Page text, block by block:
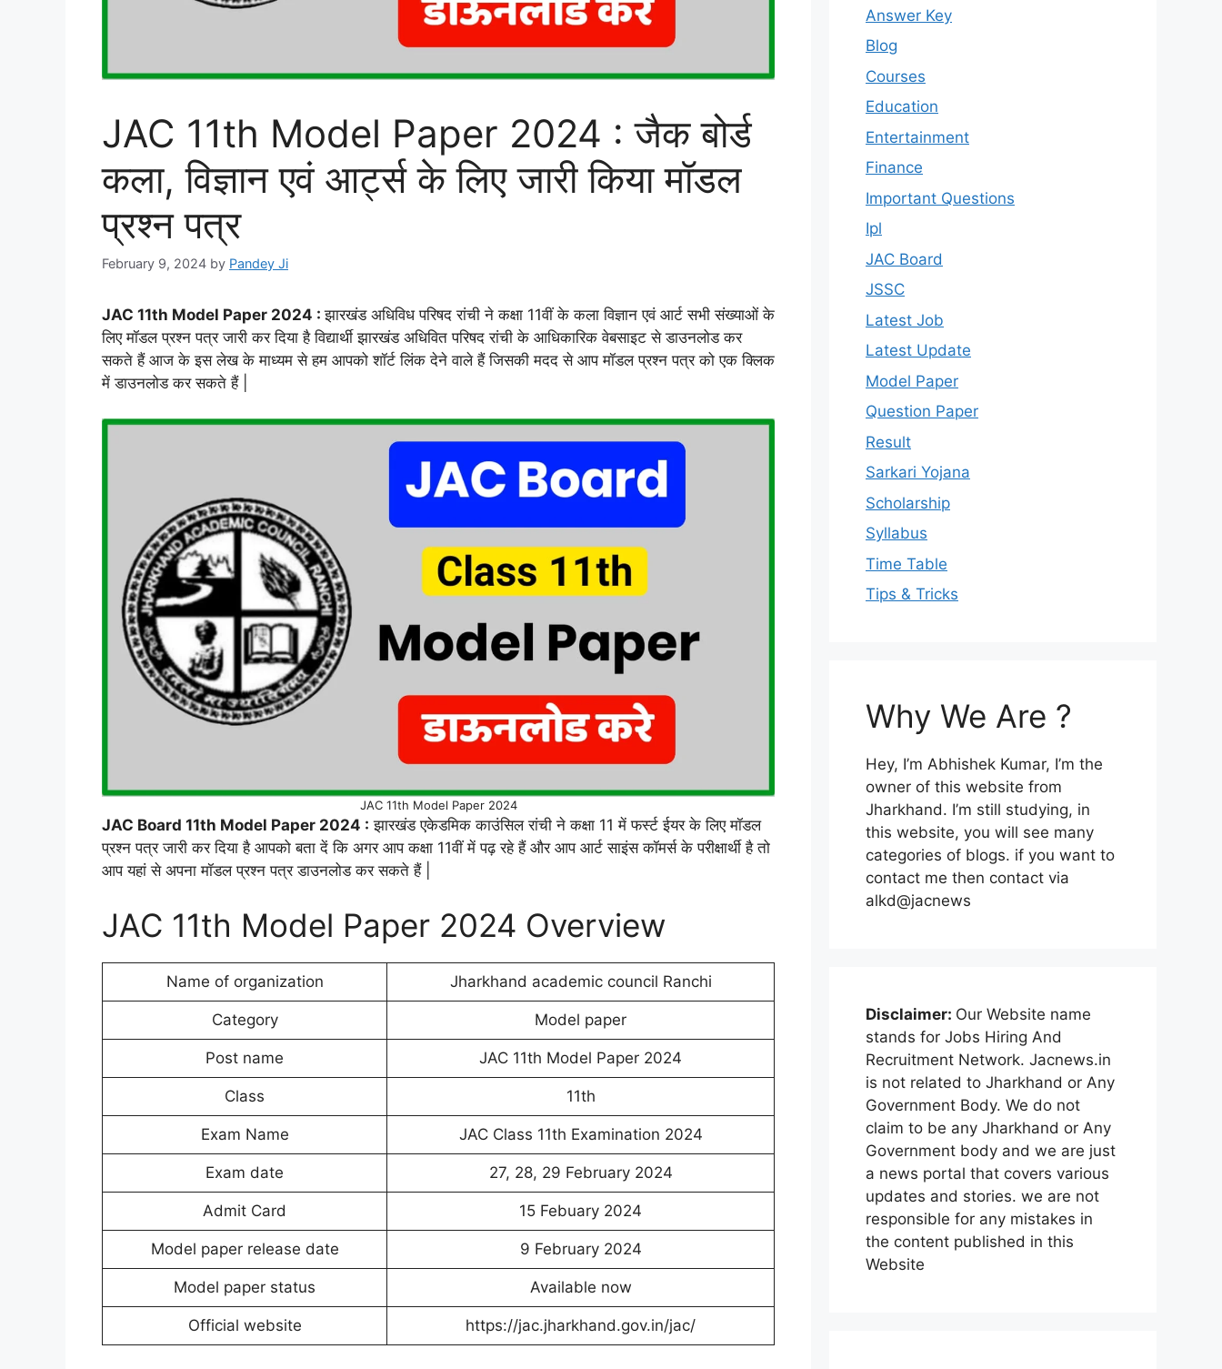
JAC 11th Model Paper 2024 : जैक बोर्ड
कला, विज्ञान एवं आर्ट्स के लिए जारी किया मॉडल
प्रश्न पत्र
February 9, 2024 by Pandey Ji
JAC 11th Model Paper 2024 :झारखंड अधिविध परिषद रांची ने कक्षा 11वीं के कला विज्ञान एवं आर्ट सभी संख्याओं के
लिए मॉडल प्रश्न पत्र जारी कर दिया है विद्यार्थी झारखंड अधिवित परिषद रांची के आधिकारिक वेबसाइट से डाउनलोड कर
सकते हैं आज के इस लेख के माध्यम से हम आपको शॉर्ट लिंक देने वाले हैं जिसकी मदद से आप मॉडल प्रश्न पत्र को एक क्लिक
में डाउनलोड कर सकते हैं |
JAC 11th Model Paper 2024
JAC Board 11th Model Paper 2024 : झारखंड एकेडमिक काउंसिल रांची ने कक्षा 11 में फर्स्ट ईयर के लिए मॉडल
प्रश्न पत्र जारी कर दिया है आपको बता दें कि अगर आप कक्षा 11वीं में पढ़ रहे हैं और आप आर्ट साइंस कॉमर्स के परीक्षार्थी है तो
आप यहां से अपना मॉडल प्रश्न पत्र डाउनलोड कर सकते हैं |
JAC 11th Model Paper 2024 Overview
Name of organization Jharkhand academic council Ranchi
Category Model paper
Post name JAC 11th Model Paper 2024
Class 11th
Exam Name JAC Class 11th Examination 2024
Exam date 27, 28, 29 February 2024
Admit Card 15 Febuary 2024
Model paper release date 9 February 2024
Model paper status Available now
Official website https://jac.jharkhand.gov.in/jac/
Answer Key
Blog
Courses
Education
Entertainment
Finance
Important Questions
Ipl
JAC Board
JSSC
Latest Job
Latest Update
Model Paper
Question Paper
Result
Sarkari Yojana
Scholarship
Syllabus
Time Table
Tips & Tricks
Why We Are ?
Hey, I’m Abhishek Kumar, I’m the
owner of this website from
Jharkhand. I’m still studying, in
this website, you will see many
categories of blogs. if you want to
contact me then contact via
alkd@jacnews
Disclaimer: Our Website name
stands for Jobs Hiring And
Recruitment Network. Jacnews.in
is not related to Jharkhand or Any
Government Body. We do not
claim to be any Jharkhand or Any
Government body and we are just
a news portal that covers various
updates and stories. we are not
responsible for any mistakes in
the content published in this
Website